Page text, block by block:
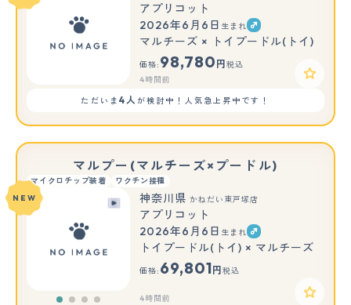
アプリコット
2026年6月6日 生まれ
マルチーズ × トイプードル(トイ)
価格: 98,780 円 税込
4時間前
ただいま 4人が検討中！人気急上昇中です！
マルプー(マルチーズ×プードル)
マイクロチップ装着
ワクチン接種
NEW
神奈川県 かねだい東戸塚店
アプリコット
2026年6月6日 生まれ
トイプードル(トイ) × マルチーズ
価格: 69,801 円 税込
4時間前